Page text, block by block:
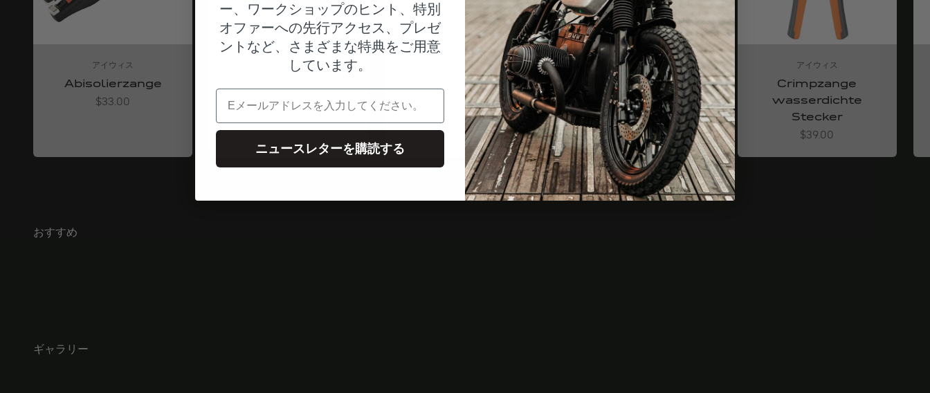
アイウィス
Abisolierzange
Angebot
$33.00
アイウィス
Angebot
$16.00
アイウィス
Crimpzange für
Aderendhülsen
Angebot
$28.00
アイウィス
Abisolierzange
selbstjustierend
Angebot
$33.00
アイウィス
Crimpzange
wasserdichte
Stecker
Angebot
$39.00
おすすめ
ギャラリー
ー、ワークショップのヒント、特別
オファーへの先行アクセス、プレゼ
ントなど、さまざまな特典をご用意
しています。
電子メール
ニュースレターを購読する